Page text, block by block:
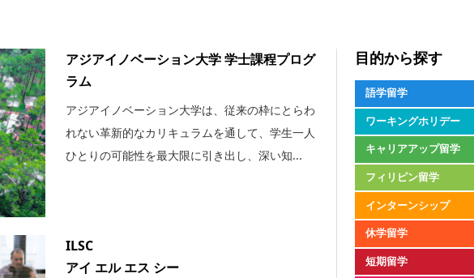
アジアイノベーション大学 学士課程プログ
ラム
アジアイノベーション大学は、従来の枠にとらわ
れない革新的なカリキュラムを通して、学生一人
ひとりの可能性を最大限に引き出し、深い知...
ILSC
アイ エル エス シー
目的から探す
語学留学
ワーキングホリデー
キャリアアップ留学
フィリピン留学
インターンシップ
休学留学
短期留学